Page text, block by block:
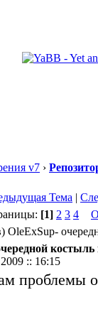
v7 ›
Тема |
[1] 2 3 4
OleExSup-
костыль
:: 16:15
проблемы